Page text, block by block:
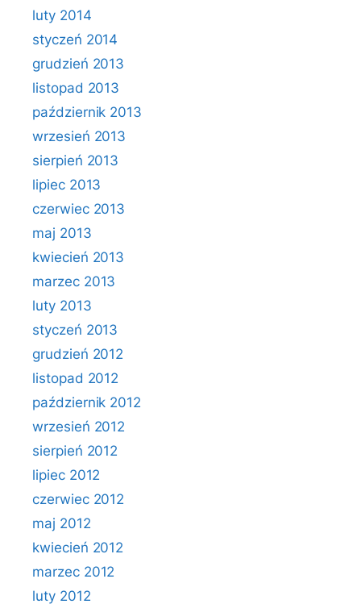
luty 2014
styczeń 2014
grudzień 2013
listopad 2013
październik 2013
wrzesień 2013
sierpień 2013
lipiec 2013
czerwiec 2013
maj 2013
kwiecień 2013
marzec 2013
luty 2013
styczeń 2013
grudzień 2012
listopad 2012
październik 2012
wrzesień 2012
sierpień 2012
lipiec 2012
czerwiec 2012
maj 2012
kwiecień 2012
marzec 2012
luty 2012